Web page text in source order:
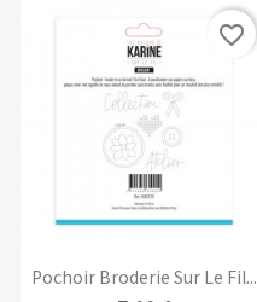
Pochoir Broderie Sur Le Fil...
favorite_border